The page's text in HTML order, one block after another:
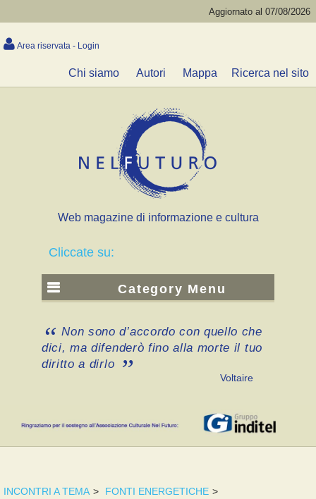
Aggiornato al 07/08/2026
Area riservata - Login
Chi siamo Autori Mappa Ricerca nel sito
Web magazine di informazione e cultura
Cliccate su:
Category Menu
Non sono d’accordo con quello che
dici, ma difenderò fino alla morte il tuo
diritto a dirlo
Voltaire
INCONTRI A TEMA > FONTI ENERGETICHE >